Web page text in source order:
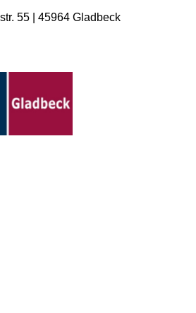
55
45964 Gladbeck